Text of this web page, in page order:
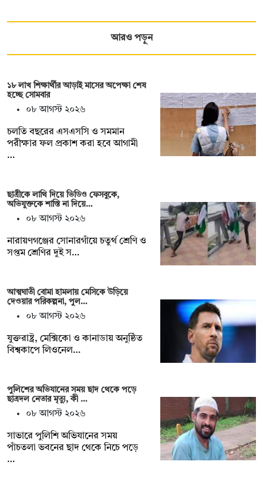
আরও পড়ুন
১৮ লাখ শিক্ষার্থীর আড়াই মাসের অপেক্ষা শেষ
হচ্ছে সোমবার
০৮ আগস্ট ২০২৬
চলতি বছরের এসএসসি ও সমমান
পরীক্ষার ফল প্রকাশ করা হবে আগামী
…
ছাত্রীকে লাথি দিয়ে ভিডিও ফেসবুকে,
অভিযুক্তকে শাস্তি না দিয়ে…
০৮ আগস্ট ২০২৬
নারায়ণগঞ্জের সোনারগাঁয়ে চতুর্থ শ্রেণি ও
সপ্তম শ্রেণির দুই স…
আত্মঘাতী বোমা হামলায় মেসিকে উড়িয়ে
দেওয়ার পরিকল্পনা, পুল…
০৮ আগস্ট ২০২৬
যুক্তরাষ্ট্র, মেক্সিকো ও কানাডায় অনুষ্ঠিত
বিশ্বকাপে লিওনেল…
পুলিশের অভিযানের সময় ছাদ থেকে পড়ে
ছাত্রদল নেতার মৃত্যু, কী …
০৮ আগস্ট ২০২৬
সাভারে পুলিশি অভিযানের সময়
পাঁচতলা ভবনের ছাদ থেকে নিচে পড়ে
…